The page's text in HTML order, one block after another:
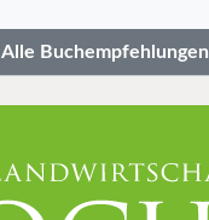
Alle Buchempfehlungen